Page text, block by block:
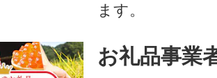
ます。
お礼品事業